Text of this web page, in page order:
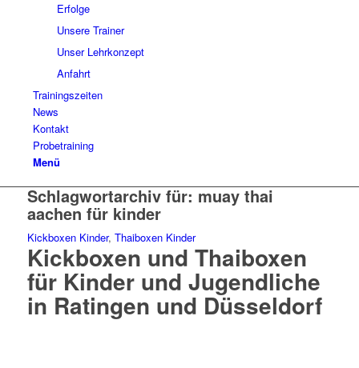
Erfolge
Unsere Trainer
Unser Lehrkonzept
Anfahrt
Trainingszeiten
News
Kontakt
Probetraining
Menü
Schlagwortarchiv für: muay thai
aachen für kinder
Kickboxen Kinder, Thaiboxen Kinder
Kickboxen und Thaiboxen
für Kinder und Jugendliche
in Ratingen und Düsseldorf